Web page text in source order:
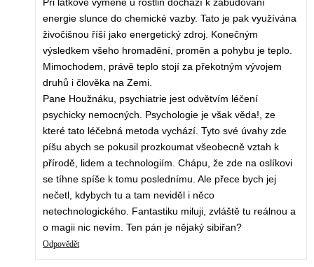
energie slunce do chemické vazby. Tato je pak využívána
živočišnou říší jako energetický zdroj. Konečným
výsledkem všeho hromadění, proměn a pohybu je teplo.
Mimochodem, právě teplo stojí za překotným vývojem
druhů i člověka na Zemi.
Pane Houžnáku, psychiatrie jest odvětvím léčení
psychicky nemocných. Psychologie je však věda!, ze
které tato léčebná metoda vychází. Tyto své úvahy zde
píšu abych se pokusil prozkoumat všeobecně vztah k
přírodě, lidem a technologiím. Chápu, že zde na oslíkovi
se tíhne spíše k tomu poslednímu. Ale přece bych jej
nečetl, kdybych tu a tam neviděl i něco
netechnologického. Fantastiku miluji, zvláště tu reálnou a
o magii nic nevím. Ten pán je nějaký sibiřan?
Odpovědět